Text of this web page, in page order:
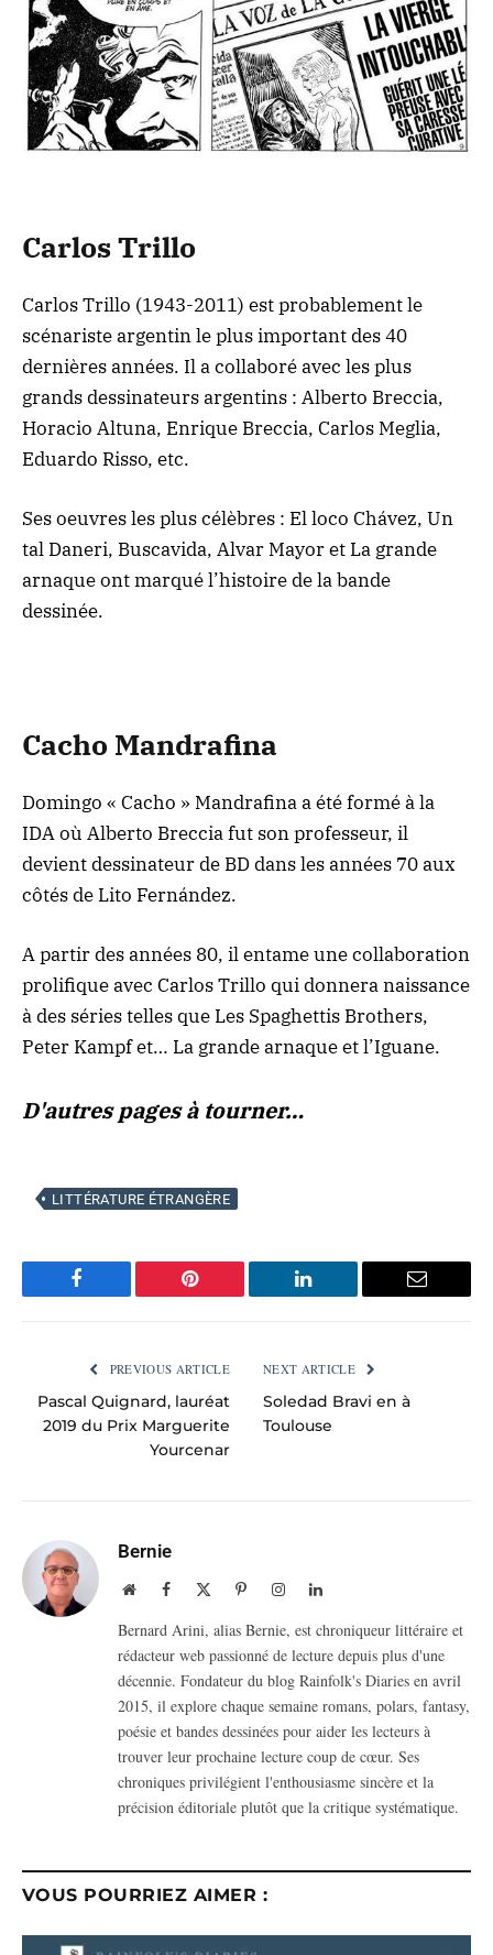
Carlos Trillo
Carlos Trillo (1943-2011) est probablement le
scénariste argentin le plus important des 40
dernières années. Il a collaboré avec les plus
grands dessinateurs argentins : Alberto Breccia,
Horacio Altuna, Enrique Breccia, Carlos Meglia,
Eduardo Risso, etc.
Ses oeuvres les plus célèbres : El loco Chávez, Un
tal Daneri, Buscavida, Alvar Mayor et La grande
arnaque ont marqué l’histoire de la bande
dessinée.
Cacho Mandrafina
Domingo « Cacho » Mandrafina a été formé à la
IDA où Alberto Breccia fut son professeur, il
devient dessinateur de BD dans les années 70 aux
côtés de Lito Fernández.
A partir des années 80, il entame une collaboration
prolifique avec Carlos Trillo qui donnera naissance
à des séries telles que Les Spaghettis Brothers,
Peter Kampf et… La grande arnaque et l’Iguane.
D'autres pages à tourner…
LITTÉRATURE ÉTRANGÈRE
Facebook Pinterest LinkedIn Email
PREVIOUS ARTICLE
Pascal Quignard, lauréat
2019 du Prix Marguerite
Yourcenar
NEXT ARTICLE
Soledad Bravi en à
Toulouse
Bernie
WebsiteFacebook PinterestInstagramLinkedIn
Bernard Arini, alias Bernie, est chroniqueur littéraire et
rédacteur web passionné de lecture depuis plus d'une
décennie. Fondateur du blog Rainfolk's Diaries en avril
2015, il explore chaque semaine romans, polars, fantasy,
poésie et bandes dessinées pour aider les lecteurs à
trouver leur prochaine lecture coup de cœur. Ses
chroniques privilégient l'enthousiasme sincère et la
précision éditoriale plutôt que la critique systématique.
VOUS POURRIEZ AIMER :